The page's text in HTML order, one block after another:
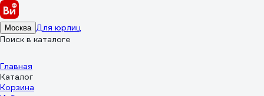
Москва Для юрлиц
Поиск в каталоге
Главная
Каталог
Корзина